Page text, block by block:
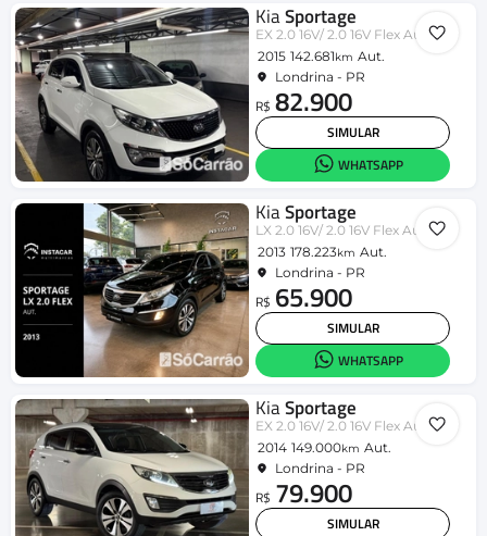
KiaSportage
EX 2.0 16V/ 2.0 16V Flex Aut.
2015 142.681km Aut.
Londrina - PR
R$ 82.900
SIMULAR
WHATSAPP
KiaSportage
LX 2.0 16V/ 2.0 16V Flex Aut.
2013 178.223km Aut.
Londrina - PR
R$ 65.900
SIMULAR
WHATSAPP
KiaSportage
EX 2.0 16V/ 2.0 16V Flex Aut.
2014 149.000km Aut.
Londrina - PR
R$ 79.900
SIMULAR